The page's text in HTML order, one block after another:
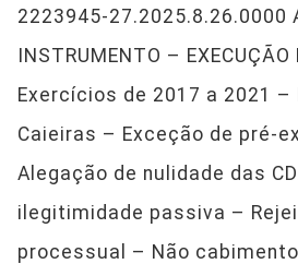
2223945-27.2025.8.26.0000
INSTRUMENTO –
Exercícios de 2017 a 2021 –
Caieiras – Exceção de pré-
Alegação de nulidade das
ilegitimidade passiva –
processual – Não